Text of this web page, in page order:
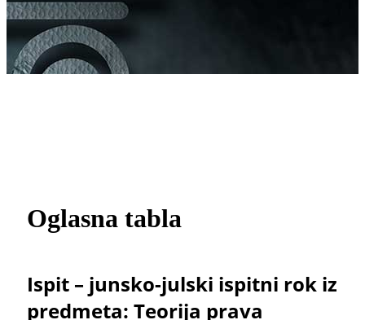
Oglasna tabla
Ispit – junsko-julski ispitni rok iz
predmeta: Teorija prava